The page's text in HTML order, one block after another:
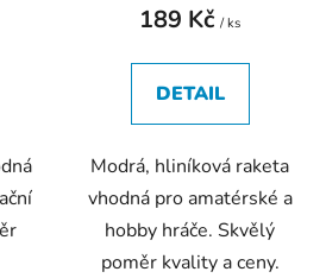
189 Kč / ks
DETAIL
Modrá, hliníková raketa
vhodná pro amatérské a
hobby hráče. Skvělý
poměr kvality a ceny.